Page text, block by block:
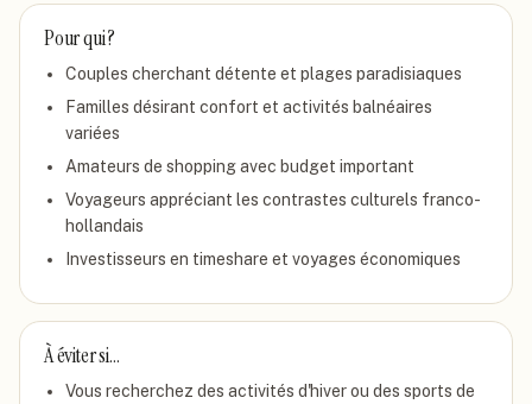
Pour qui ?
Couples cherchant détente et plages paradisiaques
Familles désirant confort et activités balnéaires
variées
Amateurs de shopping avec budget important
Voyageurs appréciant les contrastes culturels franco-
hollandais
Investisseurs en timeshare et voyages économiques
À éviter si…
Vous recherchez des activités d'hiver ou des sports de